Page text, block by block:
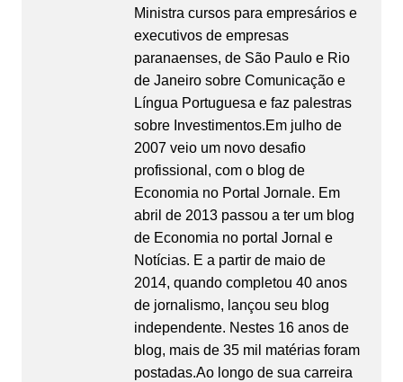
Ministra cursos para empresários e
executivos de empresas
paranaenses, de São Paulo e Rio
de Janeiro sobre Comunicação e
Língua Portuguesa e faz palestras
sobre Investimentos.Em julho de
2007 veio um novo desafio
profissional, com o blog de
Economia no Portal Jornale. Em
abril de 2013 passou a ter um blog
de Economia no portal Jornal e
Notícias. E a partir de maio de
2014, quando completou 40 anos
de jornalismo, lançou seu blog
independente. Nestes 16 anos de
blog, mais de 35 mil matérias foram
postadas.Ao longo de sua carreira